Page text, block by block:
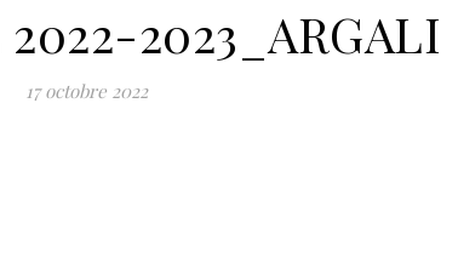
2023_ARGALI
17 octobre 2022